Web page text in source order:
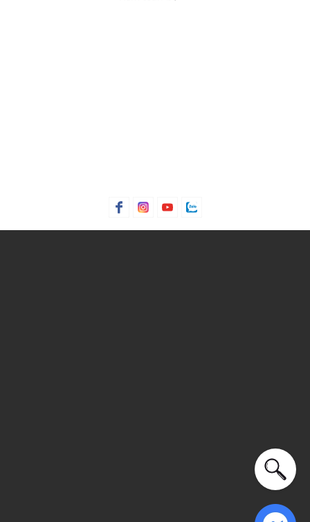
Chất liệu thuần chay cao cấp, phối logo chữ S bên hông